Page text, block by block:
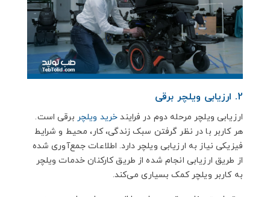
2. ارزیابی ویلچر برقی
ارزیابی ویلچر مرحله دوم در فرایند خرید ویلچر برقی است.
هر کاربر با در نظر گرفتن سبک زندگی، کار، محیط و شرایط
فیزیکی نیاز به ارزیابی ویلچر دارد. اطلاعات جمع‌آوری‌ شده
از طریق ارزیابی انجام‌ شده از طریق کارکنان خدمات ویلچر
به کاربر ویلچر کمک بسیاری می‌کند.